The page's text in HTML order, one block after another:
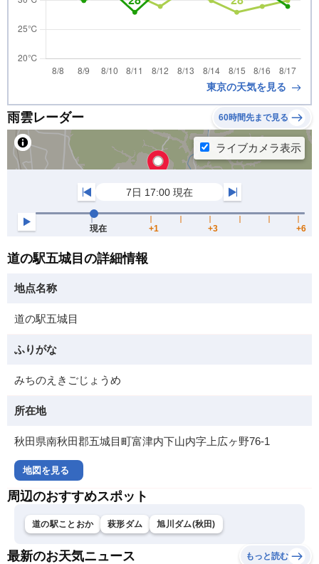
東京の天気を見る
雨雲レーダー 60時間先まで見る
道の駅五城目の詳細情報
地点名称
道の駅五城目
ふりがな
みちのえきごじょうめ
所在地
秋田県南秋田郡五城目町富津内下山内字上広ヶ野76-1
地図を見る
周辺のおすすめスポット
道の駅ことおか 萩形ダム 旭川ダム(秋田)
最新のお天気ニュース もっと読む